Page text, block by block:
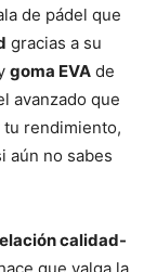
de pádel que
gracias a su
goma EVA de
avanzado que
tu rendimiento,
aún no sabes
calidad-
que valga la